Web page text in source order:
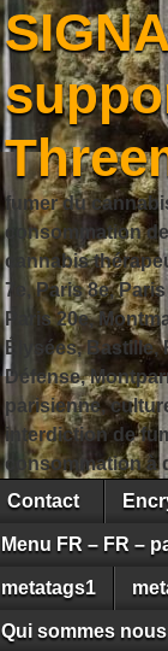
fumer du
consommation
cannabis
7e, Paris 8e,
Paris 20e,
Élysées, Bastille,
Défense,
parisienne,
interdiction de
consommation à
Contact
Menu FR – FR –
metatags1
Qui sommes nous